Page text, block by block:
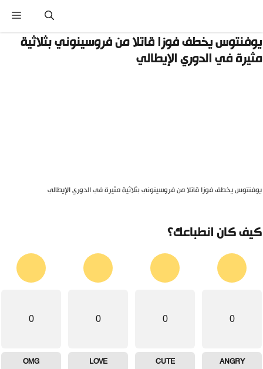
يخطف فوزا قاتلا من فروسينوني بثلاثية
في الدوري الإيطالي
يخطف فوزا قاتلا من فروسينوني بثلاثية مثيرة في الدوري الإيطالي
كان انطباعك؟
0
ANGRY
0
CUTE
0
LOVE
0
OMG